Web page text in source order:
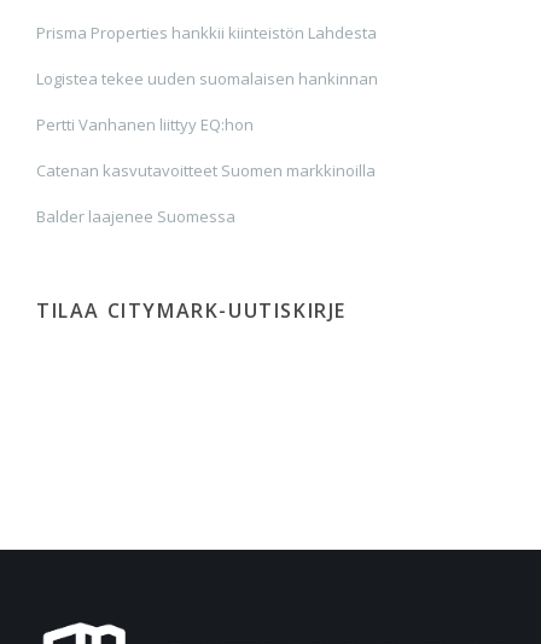
Prisma Properties hankkii kiinteistön Lahdesta
Logistea tekee uuden suomalaisen hankinnan
Pertti Vanhanen liittyy EQ:hon
Catenan kasvutavoitteet Suomen markkinoilla
Balder laajenee Suomessa
TILAA CITYMARK-UUTISKIRJE